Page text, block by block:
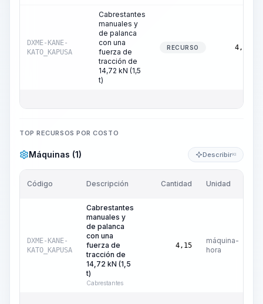
DXME-KANE-
KATO_KAPUSA
Cabrestantes
manuales y
de palanca
con una
fuerza de
tracción de
14,72 kN (1,5
t)
RECURSO 4,15
TOP RECURSOS POR COSTO
Máquinas (1) DescribirKI
Código Descripción Cantidad Unidad
DXME-KANE-
KATO_KAPUSA
Cabrestantes
manuales y
de palanca
con una
fuerza de
tracción de
14,72 kN (1,5
t)
Cabrestantes
4,15
máquina-
hora